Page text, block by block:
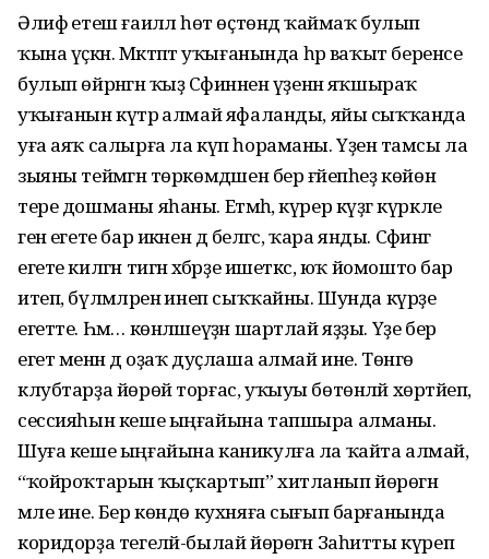
Әлифә етеш ғаиләлә һөт өҫтөндә ҡаймаҡ булып
ҡына үҫкән. Мәктәптә уҡығанында һәр ваҡыт беренсе
булып өйрәнгән ҡыҙ Сәфинәнен үҙенән яҡшыраҡ
уҡығанын күтәрә алмай яфаланды, яйы сыҡҡанда
уға аяҡ салырға ла күп һораманы. Үҙенә тамсы ла
зыяны теймәгән төркөмдәшен бер ғәйепһеҙ көйөнә
тере дошманы яһаны. Етмәһә, күрер күҙгә күркле
генә егете бар икәнен дә белгәс, ҡара янды. Сәфинәгә
егете килгән тигән хәбәрҙе ишеткәс, юҡ йомошто бар
итеп, бүлмәләренә инеп сыҡҡайны. Шунда күрҙе
егетте. Һәм… көнләшеүҙән шартлай яҙҙы. Үҙе бер
егет менән дә оҙаҡ дуҫлаша алмай ине. Төнгө
клубтарҙа йөрөй торғас, уҡыуы бөтөнләй хөртәйеп,
сессияһын кеше ыңғайына тапшыра алманы.
Шуға кеше ыңғайына каникулға ла ҡайта алмай,
“ҡойроҡтарын ҡыҫҡартып” хитланып йөрөгән
мәле ине. Бер көндө кухняға сығып барғанында
коридорҙа тегеләй-былай йөрөгән Заһитты күреп